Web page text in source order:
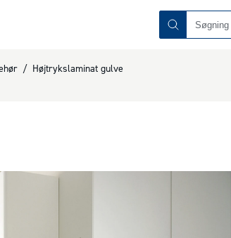
/ Højtrykslaminat gulve